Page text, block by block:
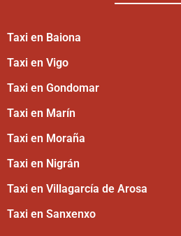
Taxi en Baiona
Taxi en Vigo
Taxi en Gondomar
Taxi en Marín
Taxi en Moraña
Taxi en Nigrán
Taxi en Villagarcía de Arosa
Taxi en Sanxenxo